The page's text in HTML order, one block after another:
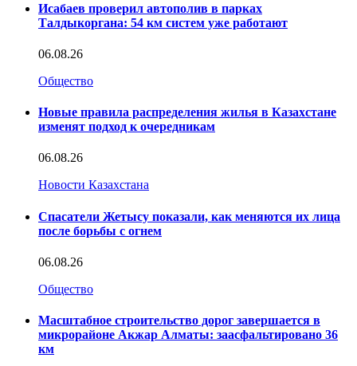
Исабаев проверил автополив в парках
Талдыкоргана: 54 км систем уже работают
06.08.26
Общество
Новые правила распределения жилья в Казахстане
изменят подход к очередникам
06.08.26
Новости Казахстана
Спасатели Жетысу показали, как меняются их лица
после борьбы с огнем
06.08.26
Общество
Масштабное строительство дорог завершается в
микрорайоне Акжар Алматы: заасфальтировано 36
км